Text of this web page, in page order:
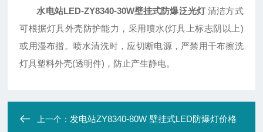
水电站LED-ZY8340-30W壁挂式防爆泛光灯清洁方式
可根据灯具外壳防护能力，采用喷水(灯具上标志阴以上)
或用湿布揩。喷水清洗时，应切断电源，严禁用干布擦洗
灯具塑料外壳(透明件)，防止产生静电。
上一个： 发电站ZY8340-80W 壁挂式LED防爆灯价格